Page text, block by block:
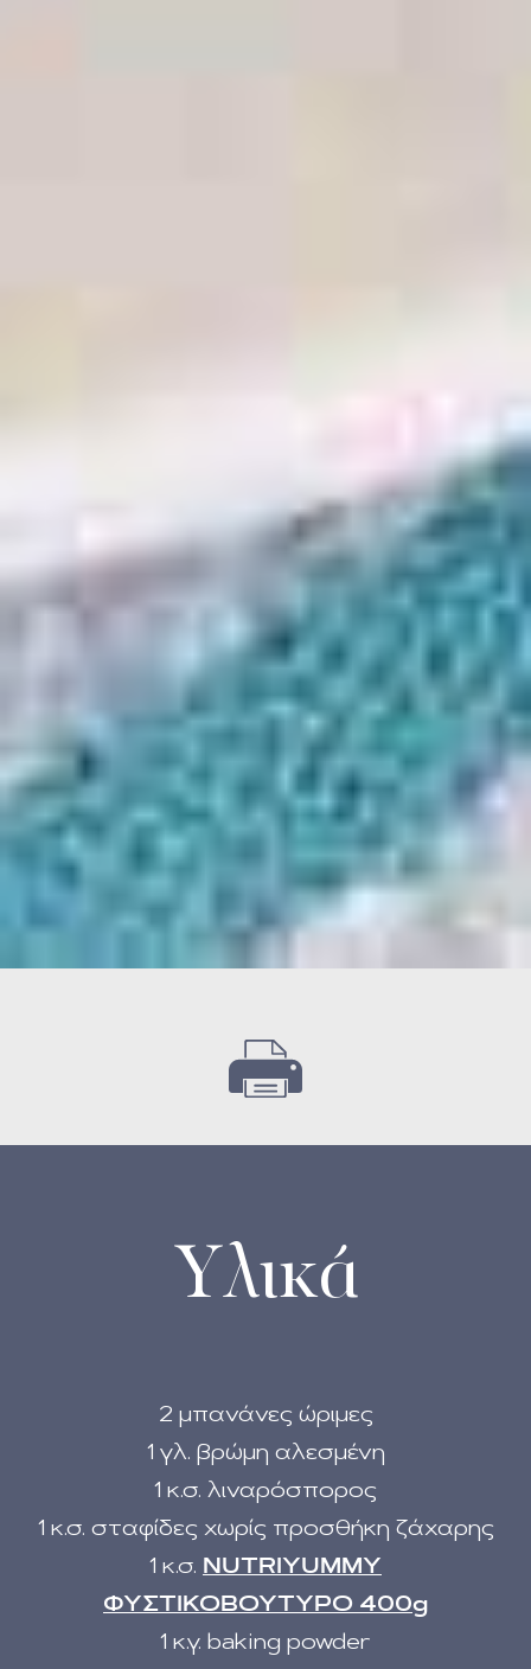
Υλικά
2 μπανάνες ώριμες
1 γλ. βρώμη αλεσμένη
1 κ.σ. λιναρόσπορος
1 κ.σ. σταφίδες χωρίς προσθήκη ζάχαρης
1 κ.σ. NUTRIYUMMY
ΦΥΣΤΙΚΟΒΟΥΤΥΡΟ 400g
1 κ.γ. baking powder